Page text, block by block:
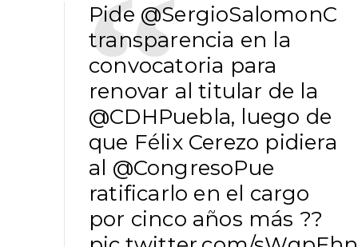
Pide @SergioSalomonC
transparencia en la
convocatoria para
renovar al titular de la
@CDHPuebla, luego de
que Félix Cerezo pidiera
al @CongresoPue
ratificarlo en el cargo
por cinco años más ??